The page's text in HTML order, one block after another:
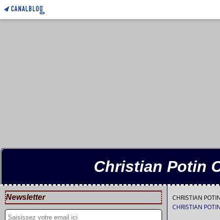
Christian Potin
Newsletter CHRISTIAN
CHRISTIAN